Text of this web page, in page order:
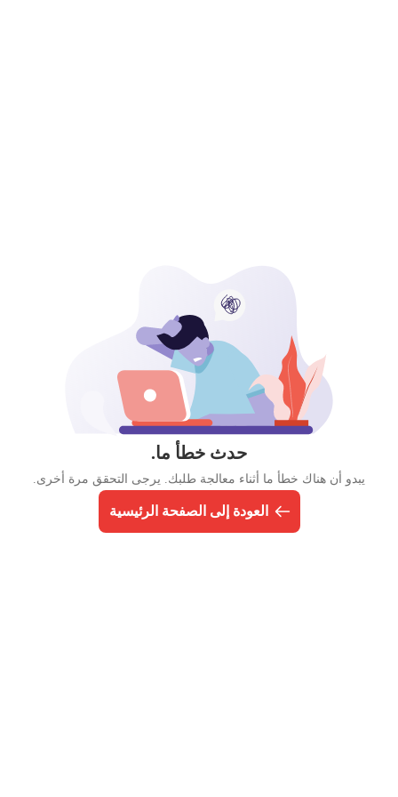
حدث خطأ ما.
يبدو أن هناك خطأ ما أثناء معالجة طلبك. يرجى التحقق مرة أخرى.
العودة إلى الصفحة الرئيسية